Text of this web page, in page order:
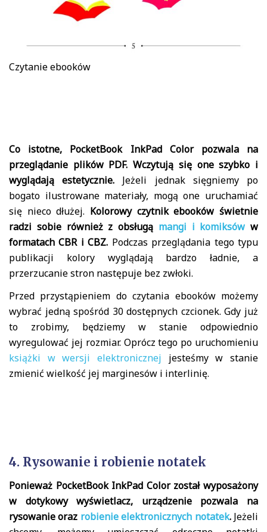
Czytanie ebooków
Co istotne, PocketBook InkPad Color pozwala na
przeglądanie plików PDF. Wczytują się one szybko i
wyglądają estetycznie. Jeżeli jednak sięgniemy po
bogato ilustrowane materiały, mogą one uruchamiać
się nieco dłużej. Kolorowy czytnik ebooków świetnie
radzi sobie również z obsługą mangi i komiksów w
formatach CBR i CBZ. Podczas przeglądania tego typu
publikacji kolory wyglądają bardzo ładnie, a
przerzucanie stron następuje bez zwłoki.
Przed przystąpieniem do czytania ebooków możemy
wybrać jedną spośród 30 dostępnych czcionek. Gdy już
to zrobimy, będziemy w stanie odpowiednio
wyregulować jej rozmiar. Oprócz tego po uruchomieniu
książki w wersji elektronicznej jesteśmy w stanie
zmienić wielkość jej marginesów i interlinię.
4. Rysowanie i robienie notatek
Ponieważ PocketBook InkPad Color został wyposażony
w dotykowy wyświetlacz, urządzenie pozwala na
rysowanie oraz robienie elektronicznych notatek.Jeżeli